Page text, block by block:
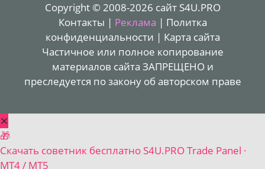
Copyright © 2008-2026 сайт S4U.PRO
Контакты | Реклама | Политка
конфиденциальности | Карта сайта
Частичное или полное копирование
материалов сайта ЗАПРЕЩЕНО и
преследуется по закону об авторском праве
✕
🎁
Скачать советник бесплатно S4U.PRO Trade Panel ·
MT4 / MT5